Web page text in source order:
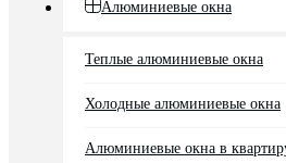
Алюминиевые окна
Теплые алюминиевые окна
Холодные алюминиевые окна
Алюминиевые окна в